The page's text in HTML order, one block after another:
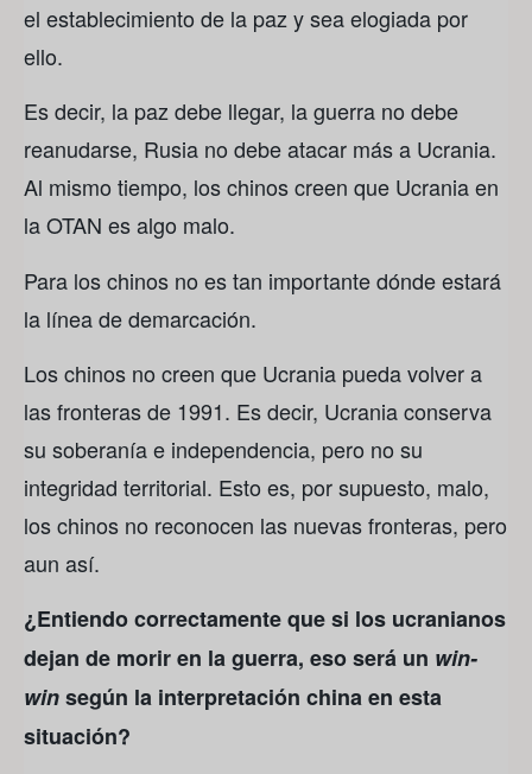
el establecimiento de la paz y sea elogiada por
ello.
Es decir, la paz debe llegar, la guerra no debe
reanudarse, Rusia no debe atacar más a Ucrania.
Al mismo tiempo, los chinos creen que Ucrania en
la OTAN es algo malo.
Para los chinos no es tan importante dónde estará
la línea de demarcación.
Los chinos no creen que Ucrania pueda volver a
las fronteras de 1991. Es decir, Ucrania conserva
su soberanía e independencia, pero no su
integridad territorial. Esto es, por supuesto, malo,
los chinos no reconocen las nuevas fronteras, pero
aun así.
¿Entiendo correctamente que si los ucranianos
dejan de morir en la guerra, eso será un win-
winsegún la interpretación china en esta
situación?